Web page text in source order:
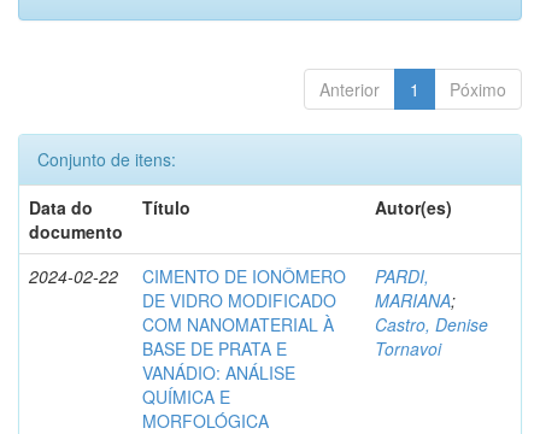
Anterior 1 Póximo
Conjunto de itens:
Data do
documento
Título Autor(es)
2024-02-22
CIMENTO DE IONÔMERO
DE VIDRO MODIFICADO
COM NANOMATERIAL À
BASE DE PRATA E
VANÁDIO: ANÁLISE
QUÍMICA E
MORFOLÓGICA
PARDI,
MARIANA;
Castro, Denise
Tornavoi